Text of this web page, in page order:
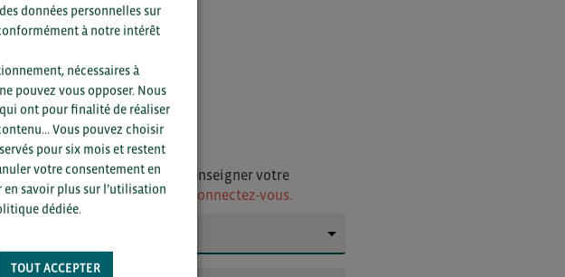
voir les contacts, merci de renseigner votre
et votre secteur
ou connectez-vous.
données personnelles sur
à notre intérêt
nécessaires à
pouvez vous opposer. Nous
ont pour finalité de réaliser
Vous pouvez choisir
pour six mois et restent
votre consentement en
savoir plus sur l’utilisation
dédiée.
TOUT ACCEPTER